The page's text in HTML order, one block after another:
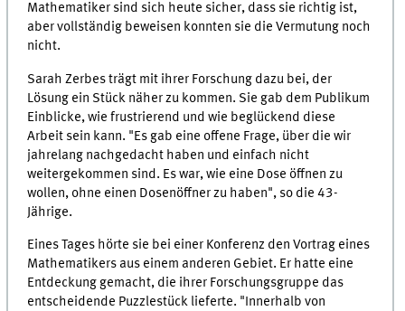
Mathematiker sind sich heute sicher, dass sie richtig ist,
aber vollständig beweisen konnten sie die Vermutung noch
nicht.
Sarah Zerbes trägt mit ihrer Forschung dazu bei, der
Lösung ein Stück näher zu kommen. Sie gab dem Publikum
Einblicke, wie frustrierend und wie beglückend diese
Arbeit sein kann. "Es gab eine offene Frage, über die wir
jahrelang nachgedacht haben und einfach nicht
weitergekommen sind. Es war, wie eine Dose öffnen zu
wollen, ohne einen Dosenöffner zu haben", so die 43-
Jährige.
Eines Tages hörte sie bei einer Konferenz den Vortrag eines
Mathematikers aus einem anderen Gebiet. Er hatte eine
Entdeckung gemacht, die ihrer Forschungsgruppe das
entscheidende Puzzlestück lieferte. "Innerhalb von